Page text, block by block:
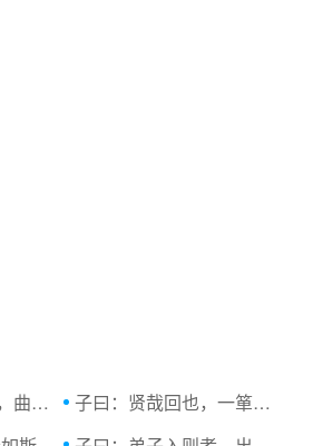
子曰：饭疏食饮水，曲肱而枕之，乐亦在其中.
子曰：贤哉回也，一箪食，一瓢饮，在陋巷，...原